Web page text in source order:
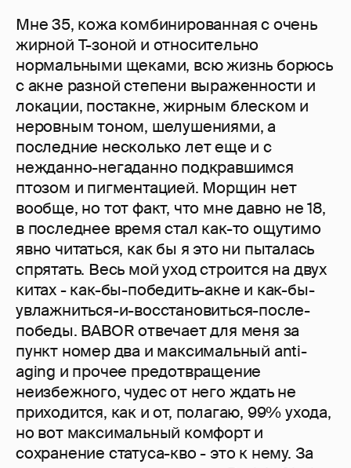
Мне 35, кожа комбинированная с очень
жирной Т-зоной и относительно
нормальными щеками, всю жизнь борюсь
с акне разной степени выраженности и
локации, постакне, жирным блеском и
неровным тоном, шелушениями, а
последние несколько лет еще и с
нежданно-негаданно подкравшимся
птозом и пигментацией. Морщин нет
вообще, но тот факт, что мне давно не 18,
в последнее время стал как-то ощутимо
явно читаться, как бы я это ни пыталась
спрятать. Весь мой уход строится на двух
китах - как-бы-победить-акне и как-бы-
увлажниться-и-восстановиться-после-
победы. BABOR отвечает для меня за
пункт номер два и максимальный anti-
aging и прочее предотвращение
неизбежного, чудес от него ждать не
приходится, как и от, полагаю, 99% ухода,
но вот максимальный комфорт и
сохранение статуса-кво - это к нему. За